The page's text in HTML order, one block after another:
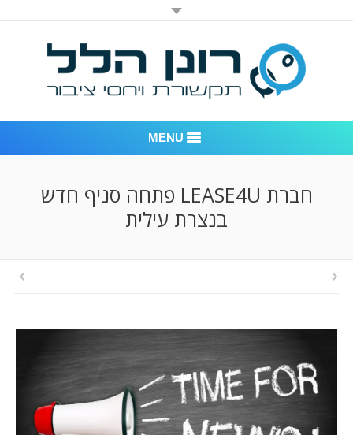
MENU
אודות החברה
ניהול מוניטין
צור קשר
חברת LEASE4U פתחה סניף חדש
בנצרת עילית